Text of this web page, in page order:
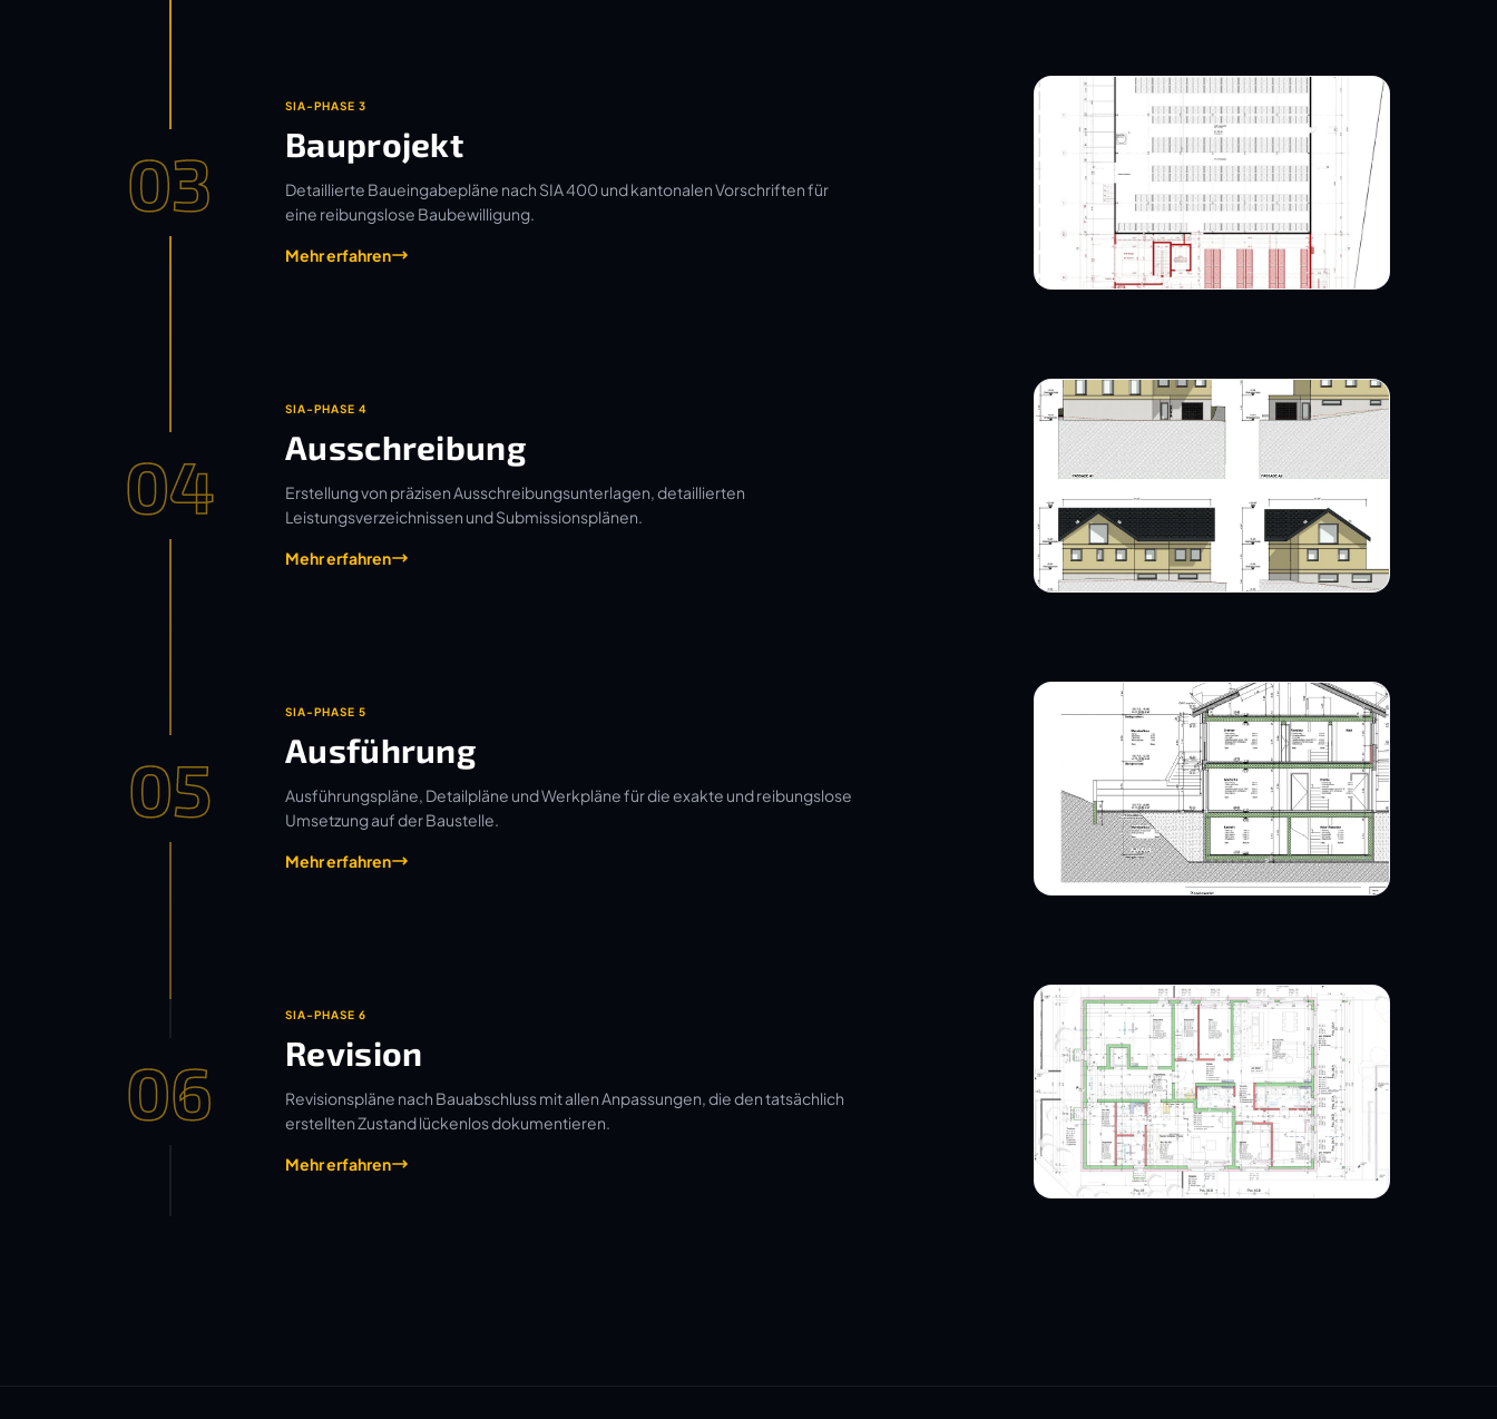
03
SIA-PHASE 3
Bauprojekt
Detaillierte Baueingabepläne nach SIA 400 und kantonalen Vorschriften für
eine reibungslose Baubewilligung.
Mehr erfahren
04
SIA-PHASE 4
Ausschreibung
Erstellung von präzisen Ausschreibungsunterlagen, detaillierten
Leistungsverzeichnissen und Submissionsplänen.
Mehr erfahren
05
SIA-PHASE 5
Ausführung
Ausführungspläne, Detailpläne und Werkpläne für die exakte und reibungslose
Umsetzung auf der Baustelle.
Mehr erfahren
06
SIA-PHASE 6
Revision
Revisionspläne nach Bauabschluss mit allen Anpassungen, die den tatsächlich
erstellten Zustand lückenlos dokumentieren.
Mehr erfahren